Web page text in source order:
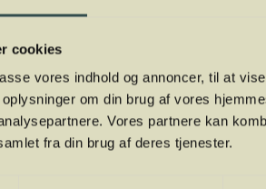
cookies
vores indhold og annoncer, til at
om din brug af vores
Vores partnere kan
fra din brug af deres tjenester.